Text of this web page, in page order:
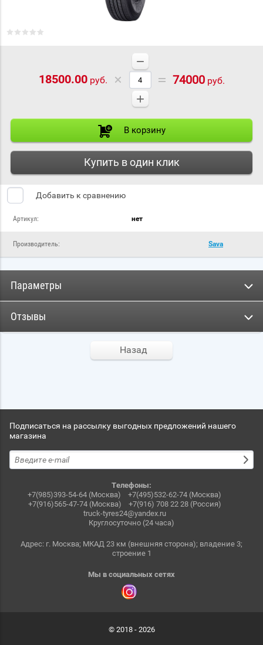
18500.00руб.
−
+
74000руб.
В корзину
Купить в один клик
Добавить к сравнению
Артикул: нет
Производитель: Sava
Параметры
Отзывы
Назад
Подписаться на рассылку выгодных предложений нашего
магазина
Телефоны:
+7(985)393-54-64 (Москва)
+7(495)532-62-74 (Москва)
+7(916)565-47-74 (Москва)
+7(916) 708 22 28 (Россия)
truck-tyres24@yandex.ru
Круглосуточно (24 часа)
Адрес: г. Москва; МКАД 23 км (внешняя сторона); владение 3;
строение 1
Мы в социальных сетях
© 2018 - 2026